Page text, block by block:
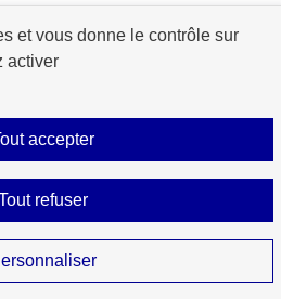
et vous donne le contrôle sur
activer
accepter
refuser
conforme Mentions légales
de ce site sont sous